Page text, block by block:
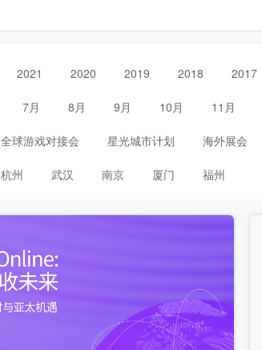
2021 2020 2019 2018 2017
7月 8月 9月 10月 11月
全球游戏对接会 星光城市计划 海外展会
杭州 武汉 南京 厦门 福州